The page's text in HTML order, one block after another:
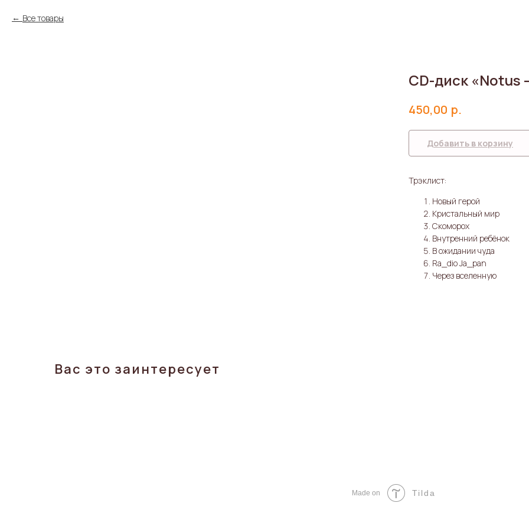
Все товары
CD-диск «Notus
450,00 р.
Добавить в корзину
Трэклист:
Новый герой
Кристальный мир
Скоморох
Внутренний ребёнок
В ожидании чуда
Ra_dio Ja_pan
Через вселенную
Вас это заинтересует
Made on Tilda